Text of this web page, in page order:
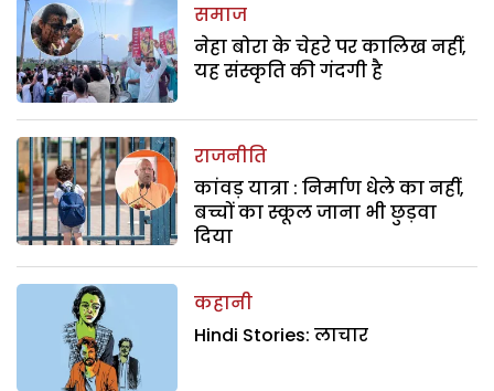
समाज
नेहा बोरा के चेहरे पर कालिख नहीं,
यह संस्कृति की गंदगी है
राजनीति
कांवड़ यात्रा : निर्माण धेले का नहीं,
बच्चों का स्कूल जाना भी छुड़वा
दिया
कहानी
Hindi Stories: लाचार